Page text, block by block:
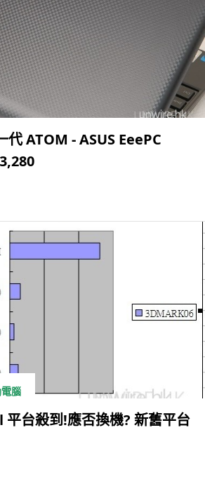
代 ATOM - ASUS EeePC
腦
台殺到!應否換機? 新舊平台